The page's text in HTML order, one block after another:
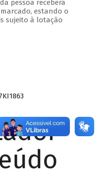
pessoa receberá
estando o
sujeito à lotação